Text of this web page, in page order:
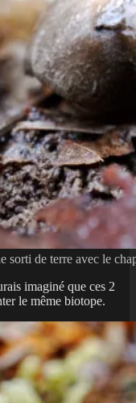
sorti de terre avec le
imaginé que ces 2
le même biotope.